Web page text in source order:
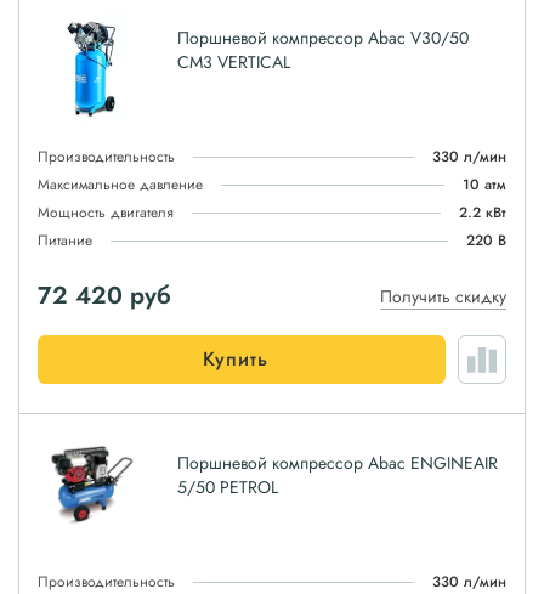
Поршневой компрессор Abac V30/50
CM3 VERTICAL
Производительность
330 л/мин
Максимальное давление
10 атм
Мощность двигателя
2.2 кВт
Питание
220 В
72 420 руб Получить скидку
Купить
Поршневой компрессор Abac ENGINEAIR
5/50 PETROL
Производительность
330 л/мин